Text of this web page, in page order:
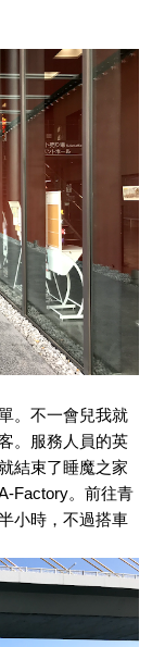
。不一會兒我就
。服務人員的英
結束了睡魔之家
Factory。前往青
小時，不過搭車